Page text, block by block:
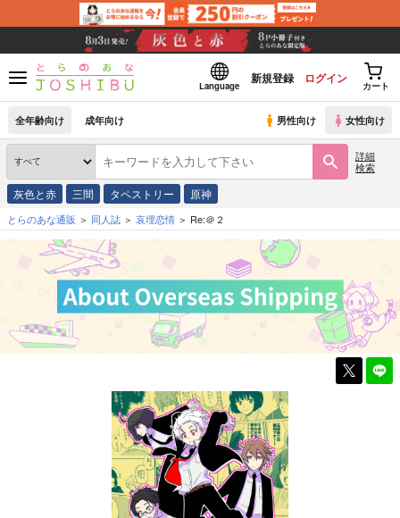
Language
新規登録 ログイン
カート
全年齢向け 成年向け 男性向け 女性向け
詳細
検索
灰色と赤 三間 タペストリー 原神
とらのあな通販 同人誌 哀埋恋情 Re:＠２